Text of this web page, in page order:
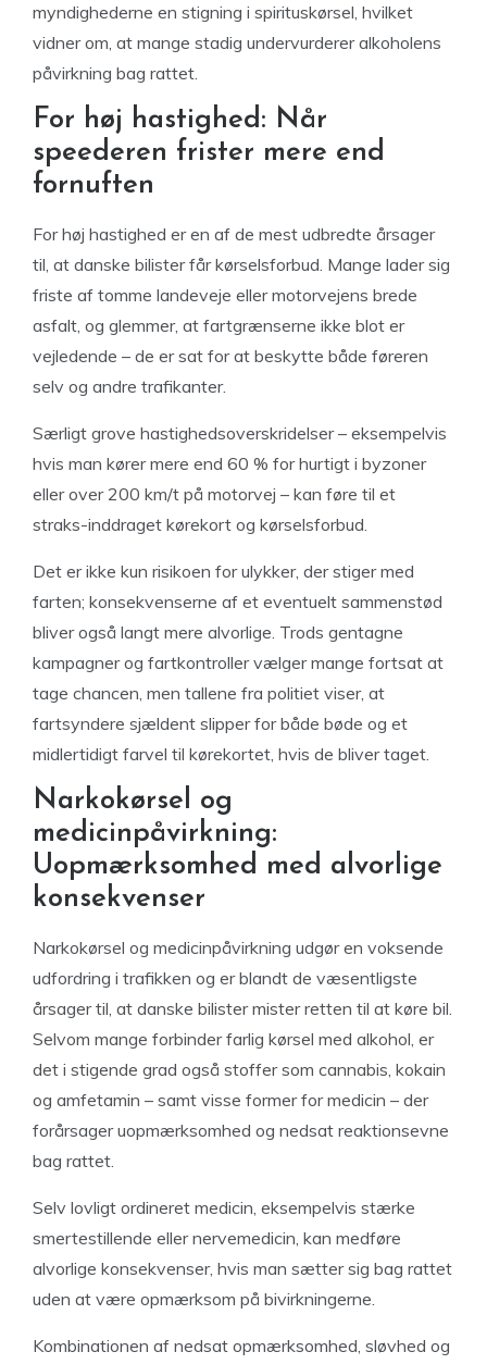
myndighederne en stigning i spirituskørsel, hvilket
vidner om, at mange stadig undervurderer alkoholens
påvirkning bag rattet.
For høj hastighed: Når
speederen frister mere end
fornuften
For høj hastighed er en af de mest udbredte årsager
til, at danske bilister får kørselsforbud. Mange lader sig
friste af tomme landeveje eller motorvejens brede
asfalt, og glemmer, at fartgrænserne ikke blot er
vejledende – de er sat for at beskytte både føreren
selv og andre trafikanter.
Særligt grove hastighedsoverskridelser – eksempelvis
hvis man kører mere end 60 % for hurtigt i byzoner
eller over 200 km/t på motorvej – kan føre til et
straks-inddraget kørekort og kørselsforbud.
Det er ikke kun risikoen for ulykker, der stiger med
farten; konsekvenserne af et eventuelt sammenstød
bliver også langt mere alvorlige. Trods gentagne
kampagner og fartkontroller vælger mange fortsat at
tage chancen, men tallene fra politiet viser, at
fartsyndere sjældent slipper for både bøde og et
midlertidigt farvel til kørekortet, hvis de bliver taget.
Narkokørsel og
medicinpåvirkning:
Uopmærksomhed med alvorlige
konsekvenser
Narkokørsel og medicinpåvirkning udgør en voksende
udfordring i trafikken og er blandt de væsentligste
årsager til, at danske bilister mister retten til at køre bil.
Selvom mange forbinder farlig kørsel med alkohol, er
det i stigende grad også stoffer som cannabis, kokain
og amfetamin – samt visse former for medicin – der
forårsager uopmærksomhed og nedsat reaktionsevne
bag rattet.
Selv lovligt ordineret medicin, eksempelvis stærke
smertestillende eller nervemedicin, kan medføre
alvorlige konsekvenser, hvis man sætter sig bag rattet
uden at være opmærksom på bivirkningerne.
Kombinationen af nedsat opmærksomhed, sløvhed og